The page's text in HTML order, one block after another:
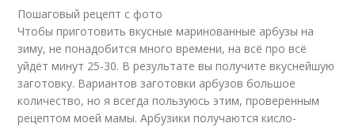
Пошаговый рецепт с фото
Чтобы приготовить вкусные маринованные арбузы на
зиму, не понадобится много времени, на всё про всё
уйдёт минут 25-30. В результате вы получите вкуснейшую
заготовку. Вариантов заготовки арбузов большое
количество, но я всегда пользуюсь этим, проверенным
рецептом моей мамы. Арбузики получаются кисло-